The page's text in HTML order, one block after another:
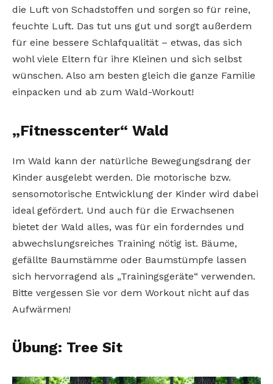
die Luft von Schadstoffen und sorgen so für reine,
feuchte Luft. Das tut uns gut und sorgt außerdem
für eine bessere Schlafqualität – etwas, das sich
wohl viele Eltern für ihre Kleinen und sich selbst
wünschen. Also am besten gleich die ganze Familie
einpacken und ab zum Wald-Workout!
„Fitnesscenter“ Wald
Im Wald kann der natürliche Bewegungsdrang der
Kinder ausgelebt werden. Die motorische bzw.
sensomotorische Entwicklung der Kinder wird dabei
ideal gefördert. Und auch für die Erwachsenen
bietet der Wald alles, was für ein forderndes und
abwechslungsreiches Training nötig ist. Bäume,
gefällte Baumstämme oder Baumstümpfe lassen
sich hervorragend als „Trainingsgeräte“ verwenden.
Bitte vergessen Sie vor dem Workout nicht auf das
Aufwärmen!
Übung: Tree Sit